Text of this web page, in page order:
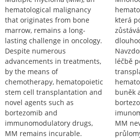
hematological malignancy
that originates from bone
marrow, remains a long-
lasting challenge in oncology.
Despite numerous
advancements in treatments,
by the means of
chemotherapy, hematopoietic
stem cell transplantation and
novel agents such as
bortezomib and
immunomodulatory drugs,
MM remains incurable.
která
léčbě
buněk
MM